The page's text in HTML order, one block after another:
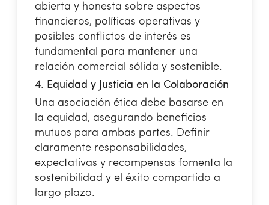
abierta y honesta sobre aspectos
financieros, políticas operativas y
posibles conflictos de interés es
fundamental para mantener una
relación comercial sólida y sostenible.
Equidad y Justicia en la Colaboración
Una asociación ética debe basarse en
la equidad, asegurando beneficios
mutuos para ambas partes. Definir
claramente responsabilidades,
expectativas y recompensas fomenta la
sostenibilidad y el éxito compartido a
largo plazo.